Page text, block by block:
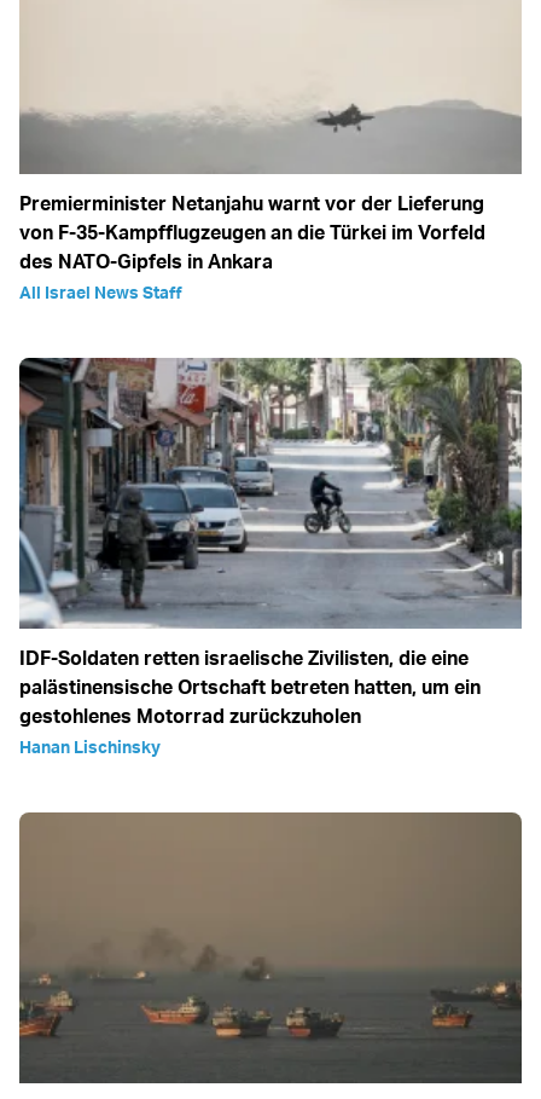
Premierminister Netanjahu warnt vor der Lieferung
von F-35-Kampfflugzeugen an die Türkei im Vorfeld
des NATO-Gipfels in Ankara
All Israel News Staff
IDF-Soldaten retten israelische Zivilisten, die eine
palästinensische Ortschaft betreten hatten, um ein
gestohlenes Motorrad zurückzuholen
Hanan Lischinsky